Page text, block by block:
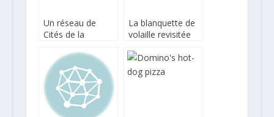
Un réseau de
Cités de la
La blanquette de
volaille revisitée